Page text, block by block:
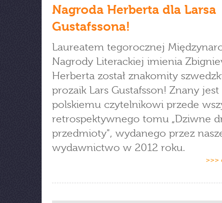
Nagroda Herberta dla Larsa
Gustafssona!
Laureatem tegorocznej
Nagrody Literackiej imienia
Herberta został znakomity
prozaik Lars Gustafsson! Znany
polskiemu czytelnikowi przede
retrospektywnego tomu „Dziwne
przedmioty", wydanego przez
wydawnictwo w 2012 roku.
>>>